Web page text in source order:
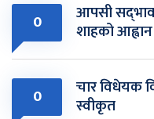
0 आपसी सद्‌भाव
शाहको आह्वान
0 चार विधेयक
स्वीकृत